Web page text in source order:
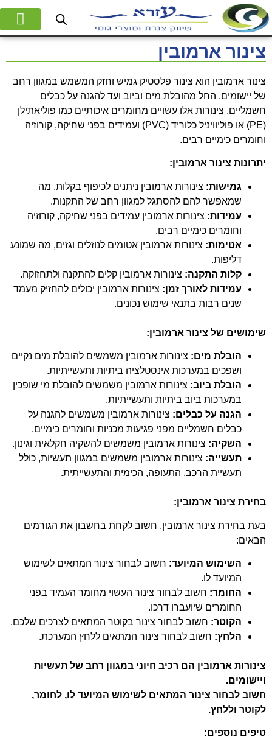
צינור ארמובין
צינור ארמובין הוא צינור פלסטיק גמיש וחזק המשמש במגוון רחב
של יישומים, החל מהובלת מים וביוב ועד להגנה על כבלים
חשמליים. צינורות אלו עשויים מחומרים איכותיים כמו פוליאתילן
(PE) או פוליוויניל כלוריד (PVC) ועמידים בפני שחיקה, קורוזיה
וחומרים כימיים רבים.
יתרונות צינור ארמובין:
גמישות: צינורות ארמובין ניתנים לכיפוף בקלות, מה
שמאפשר להם להסתגל למגוון רחב של התקנות.
עמידות: צינורות ארמובין עמידים בפני שחיקה, קורוזיה
וחומרים כימיים רבים.
אטימות: צינורות ארמובין אטומים לנוזלים וגזים, מה שמונע
דליפות.
קלות התקנה: צינורות ארמובין קלים להתקנה ולתחזוקה.
עמידות לאורך זמן: צינורות ארמובין יכולים להחזיק מעמד
שנים רבות בתנאי שימוש נכונים.
שימושים של צינור ארמובין:
הובלת מים: צינורות ארמובין משמשים להובלת מים נקיים
ושפכים במערכות אינסטלציה ביתיות ותעשייתיות.
הובלת ביוב: צינורות ארמובין משמשים להובלת מי שופכין
במערכות ביוב ביתיות ותעשייתיות.
הגנה על כבלים: צינורות ארמובין משמשים להגנה על
כבלים חשמליים מפני פגיעות מכניות וחומרים כימיים.
השקיה: צינורות ארמובין משמשים להשקיה חקלאית וגינון.
תעשייה: צינורות ארמובין משמשים במגוון תעשיות, כולל
תעשיית הרכב, התעופה, הכימית והתעשייתית.
בחירת צינור ארמובין:
בעת בחירת צינור ארמובין, חשוב לקחת בחשבון את הגורמים
הבאים:
השימוש המיועד: חשוב לבחור צינור המתאים לשימוש
המיועד לו.
החומר: חשוב לבחור צינור העשוי מחומר העמיד בפני
החומרים שיועברו דרכו.
הקוטר: חשוב לבחור צינור בקוטר המתאים לצרכים שלכם.
הלחץ: חשוב לבחור צינור המתאים ללחץ המערכת.
צינורות ארמובין הם רכיב חיוני במגוון רחב של תעשיות
ויישומים.
חשוב לבחור צינור המתאים לשימוש המיועד לו, לחומר,
לקוטר וללחץ.
טיפים נוספים: